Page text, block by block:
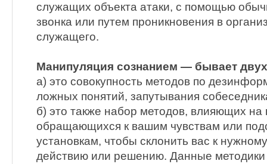
служащих объекта атаки, с помощью
звонка или путем проникновения в
служащего.
Манипуляция сознанием — бывает
a) это совокупность методов по
ложных понятий, запутывания
б) это также набор методов, влияющих на
обращающихся к вашим чувствам или
установкам, чтобы склонить вас к
действию или решению. Данные